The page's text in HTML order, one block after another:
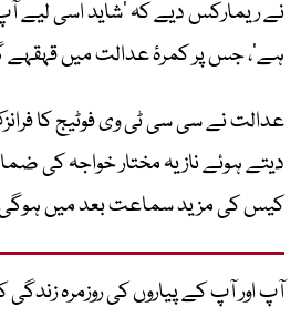
نے ریمارکس دیے کہ ’شاید اسی لیے
ہے‘، جس پر کمرۂ عدالت میں قہقہے
عدالت نے سی سی ٹی وی فوٹیج کا
دیتے ہوئے نازیہ مختار خواجہ کی
کیس کی مزید سماعت بعد میں
آپ اور آپ کے پیاروں کی روزمرہ زندگی